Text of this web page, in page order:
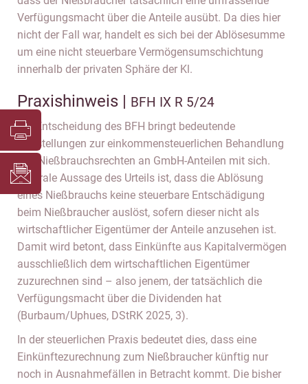
Verfügungsmacht über die Anteile ausübt. Da dies hier
nicht der Fall war, handelt es sich bei der Ablösesumme
um eine nicht steuerbare Vermögensumschichtung
innerhalb der privaten Sphäre der Kl.
Praxishinweis | BFH IX R 5/24
Die Entscheidung des BFH bringt bedeutende
Klarstellungen zur einkommensteuerlichen Behandlung
von Nießbrauchsrechten an GmbH-Anteilen mit sich.
Zentrale Aussage des Urteils ist, dass die Ablösung
eines Nießbrauchs keine steuerbare Entschädigung
beim Nießbraucher auslöst, sofern dieser nicht als
wirtschaftlicher Eigentümer der Anteile anzusehen ist.
Damit wird betont, dass Einkünfte aus Kapitalvermögen
ausschließlich dem wirtschaftlichen Eigentümer
zuzurechnen sind – also jenem, der tatsächlich die
Verfügungsmacht über die Dividenden hat
(Burbaum/Uphues, DStRK 2025, 3).
In der steuerlichen Praxis bedeutet dies, dass eine
Einkünftezurechnung zum Nießbraucher künftig nur
noch in Ausnahmefällen in Betracht kommt. Die bisher